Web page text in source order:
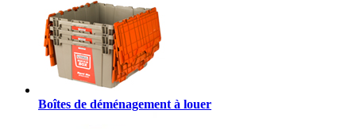
Boîtes de déménagement à louer